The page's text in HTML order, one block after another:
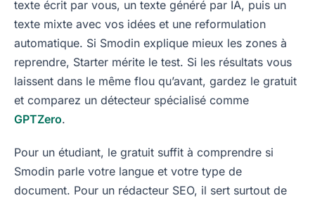
texte écrit par vous, un texte généré par IA, puis un
texte mixte avec vos idées et une reformulation
automatique. Si Smodin explique mieux les zones à
reprendre, Starter mérite le test. Si les résultats vous
laissent dans le même flou qu’avant, gardez le gratuit
et comparez un détecteur spécialisé comme
GPTZero.
Pour un étudiant, le gratuit suffit à comprendre si
Smodin parle votre langue et votre type de
document. Pour un rédacteur SEO, il sert surtout de